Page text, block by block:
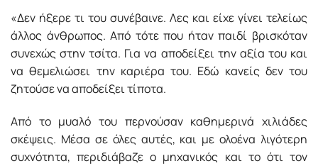
«Δεν ήξερε τι του συνέβαινε. Λες και είχε γίνει τελείως
άλλος άνθρωπος. Από τότε που ήταν παιδί βρισκόταν
συνεχώς στην τσίτα. Για να αποδείξει την αξία του και
να θεμελιώσει την καριέρα του. Εδώ κανείς δεν του
ζητούσε να αποδείξει τίποτα.
Από το μυαλό του περνούσαν καθημερινά χιλιάδες
σκέψεις. Μέσα σε όλες αυτές, και με ολοένα λιγότερη
συχνότητα, περιδιάβαζε ο μηχανικός και το ότι τον